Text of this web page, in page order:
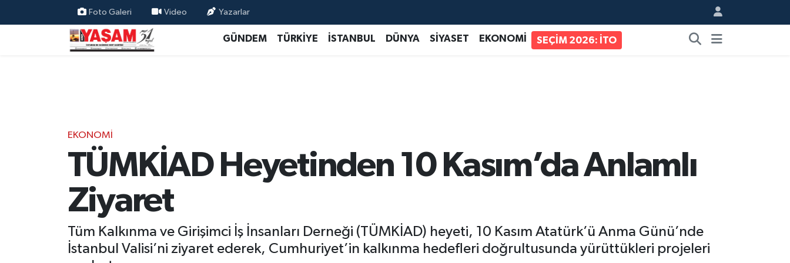
Foto Galeri Video Yazarlar
GÜNDEM TÜRKİYE İSTANBUL DÜNYA SİYASET EKONOMİ SEÇİM 2026: İTO
EKONOMİ
TÜMKİAD Heyetinden 10 Kasım’da Anlamlı
Ziyaret
Tüm Kalkınma ve Girişimci İş İnsanları Derneği (TÜMKİAD) heyeti, 10 Kasım Atatürk’ü Anma Günü’nde
İstanbul Valisi’ni ziyaret ederek, Cumhuriyet’in kalkınma hedefleri doğrultusunda yürüttükleri projeleri